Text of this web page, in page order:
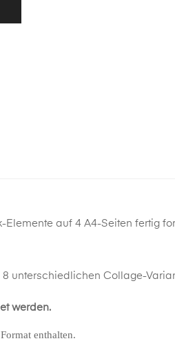
auf 4 A4-Seiten fertig
unterschiedlichen Collage-
werden.
enthalten.